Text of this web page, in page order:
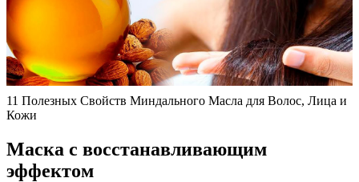
11 Полезных Свойств Миндального Масла для Волос, Лица и
Кожи
Маска с восстанавливающим
эффектом